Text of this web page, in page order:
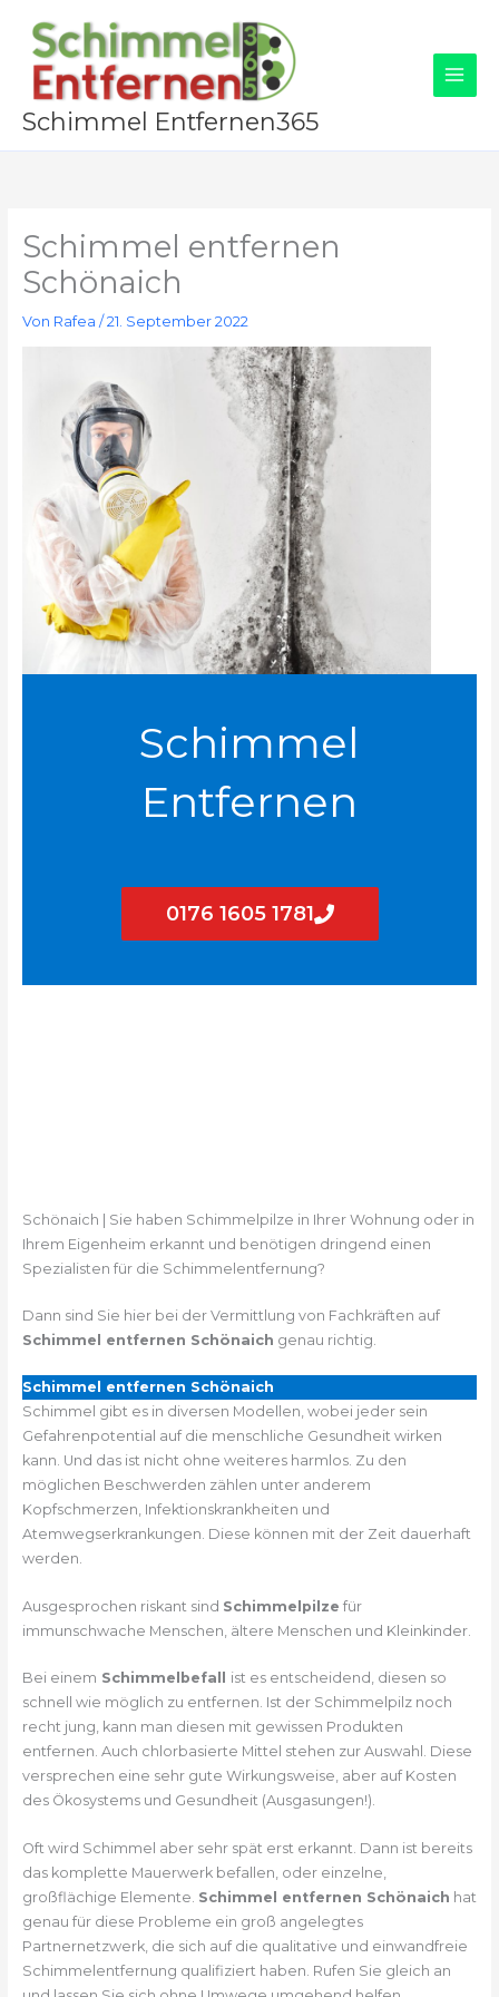
Inhalt
springen
Schimmel Entfernen365
Schimmel entfernen
Schönaich
Von Rafea /21. September 2022
Schimmel
Entfernen
0176 1605 1781
Schönaich | Sie haben Schimmelpilze in Ihrer Wohnung oder in
Ihrem Eigenheim erkannt und benötigen dringend einen
Spezialisten für die Schimmelentfernung?
Dann sind Sie hier bei der Vermittlung von Fachkräften auf
Schimmel entfernen Schönaich genau richtig.
Schimmel entfernen Schönaich
Schimmel gibt es in diversen Modellen, wobei jeder sein
Gefahrenpotential auf die menschliche Gesundheit wirken
kann. Und das ist nicht ohne weiteres harmlos. Zu den
möglichen Beschwerden zählen unter anderem
Kopfschmerzen, Infektionskrankheiten und
Atemwegserkrankungen. Diese können mit der Zeit dauerhaft
werden.
Ausgesprochen riskant sind Schimmelpilze für
immunschwache Menschen, ältere Menschen und Kleinkinder.
Bei einem Schimmelbefall ist es entscheidend, diesen so
schnell wie möglich zu entfernen. Ist der Schimmelpilz noch
recht jung, kann man diesen mit gewissen Produkten
entfernen. Auch chlorbasierte Mittel stehen zur Auswahl. Diese
versprechen eine sehr gute Wirkungsweise, aber auf Kosten
des Ökosystems und Gesundheit (Ausgasungen!).
Oft wird Schimmel aber sehr spät erst erkannt. Dann ist bereits
das komplette Mauerwerk befallen, oder einzelne,
großflächige Elemente. Schimmel entfernen Schönaich hat
genau für diese Probleme ein groß angelegtes
Partnernetzwerk, die sich auf die qualitative und einwandfreie
Schimmelentfernung qualifiziert haben. Rufen Sie gleich an